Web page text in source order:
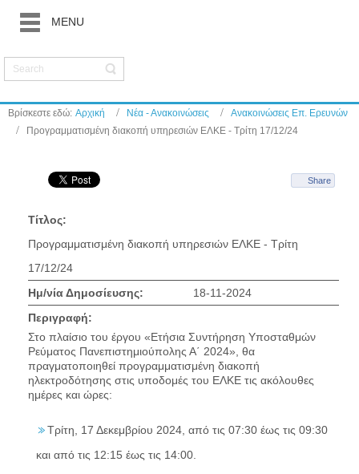
MENU
Βρίσκεστε εδώ: Αρχική Νέα - Ανακοινώσεις
Ανακοινώσεις Επ. Ερευνών
Προγραμματισμένη διακοπή υπηρεσιών ΕΛΚΕ - Τρίτη 17/12/24
Share
Τίτλος:
Προγραμματισμένη διακοπή υπηρεσιών ΕΛΚΕ - Τρίτη
17/12/24
Ημ/νία Δημοσίευσης:
18-11-2024
Περιγραφή:
Στο πλαίσιο του έργου «Ετήσια Συντήρηση Υποσταθμών
Ρεύματος Πανεπιστημιούπολης Α΄ 2024», θα
πραγματοποιηθεί προγραμματισμένη διακοπή
ηλεκτροδότησης στις υποδομές του ΕΛΚΕ τις ακόλουθες
ημέρες και ώρες:
Τρίτη, 17 Δεκεμβρίου 2024, από τις 07:30 έως τις 09:30
και από τις 12:15 έως τις 14:00.